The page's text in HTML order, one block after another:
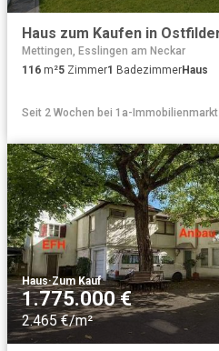
Mettingen, Esslingen am Neckar
116 m²5 Zimmer1 BadezimmerHaus
Seit 2 Wochen bei 1a-Immobilienmarkt
Haus·Zum Kauf
1.775.000 €
2.465 €/m²